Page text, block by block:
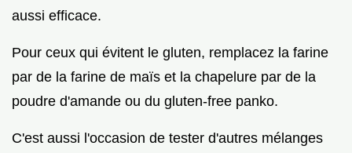
aussi efficace.
Pour ceux qui évitent le gluten, remplacez la farine
par de la farine de maïs et la chapelure par de la
poudre d'amande ou du gluten-free panko.
C'est aussi l'occasion de tester d'autres mélanges